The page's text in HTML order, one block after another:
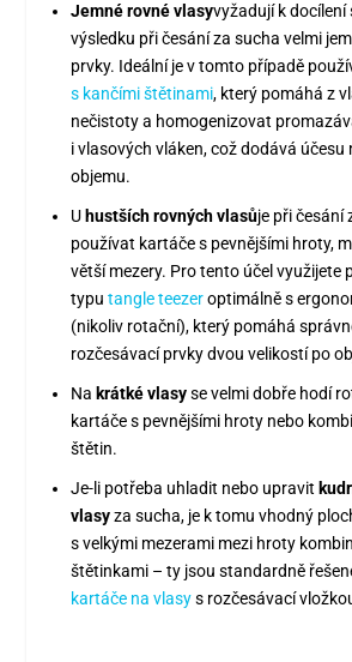
Jemné rovné vlasyvyžadují k docílení
výsledku při česání za sucha velmi
prvky. Ideální je v tomto případě
s kančími štětinami, který pomáhá z
nečistoty a homogenizovat
i vlasových vláken, což dodává účesu
objemu.
U hustších rovných vlasůje při česání
používat kartáče s pevnějšími hroty,
větší mezery. Pro tento účel využijete
typu tangle teezeroptimálně s
(nikoliv rotační), který pomáhá
rozčesávací prvky dvou velikostí po
Na krátké vlasyse velmi dobře hodí
kartáče s pevnějšími hroty nebo
štětin.
Je-li potřeba uhladit nebo upravit
vlasyza sucha, je k tomu vhodný
s velkými mezerami mezi hroty
štětinkami – ty jsou standardně
kartáče na vlasys rozčesávací